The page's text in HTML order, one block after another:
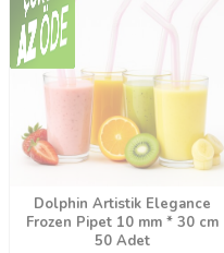
Dolphin Artistik Elegance
Frozen Pipet 10 mm * 30 cm
50 Adet